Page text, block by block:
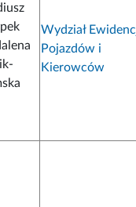
Wydział
Pojazdów i
Kierowców